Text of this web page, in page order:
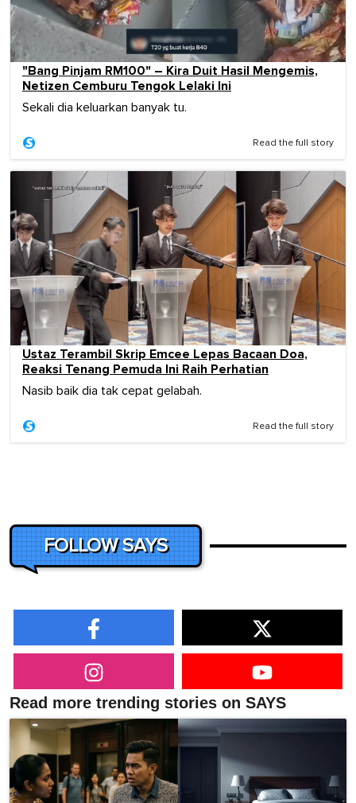
"Bang Pinjam RM100" – Kira Duit Hasil Mengemis,
Netizen Cemburu Tengok Lelaki Ini
Sekali dia keluarkan banyak tu.
Read the full story
Ustaz Terambil Skrip Emcee Lepas Bacaan Doa,
Reaksi Tenang Pemuda Ini Raih Perhatian
Nasib baik dia tak cepat gelabah.
Read the full story
FOLLOW SAYS
Read more trending stories on SAYS